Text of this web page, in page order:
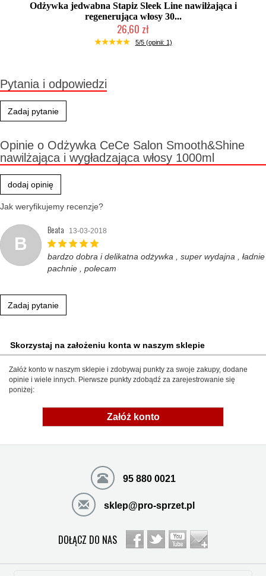
Odżywka jedwabna Stapiz Sleek Line nawilżająca i
regenerująca włosy 30...
26,60 zł
Duża ilość (wysyłka w 24h)
5/5 (opinii: 1)
Pytania i odpowiedzi
Zadaj pytanie
Opinie o Odżywka CeCe Salon Smooth&Shine
nawilżająca i wygładzająca włosy 1000ml
dodaj opinię
Jak weryfikujemy recenzje?
B
Beata 13-03-2018
bardzo dobra i delikatna odżywka , super wydajna , ładnie
pachnie , polecam
Zadaj pytanie
Skorzystaj na założeniu konta w naszym sklepie
Załóż konto w naszym sklepie i zdobywaj punkty za swoje zakupy, dodane
opinie i wiele innych. Pierwsze punkty zdobądź za zarejestrowanie się
poniżej:
Załóż konto
95 880 0021
sklep@pro-sprzet.pl
DOŁĄCZ DO NAS